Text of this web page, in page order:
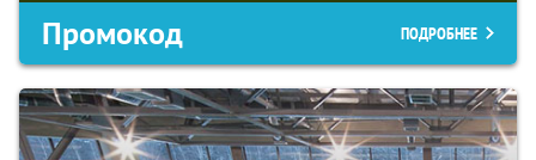
Промокод ПОДРОБНЕЕ